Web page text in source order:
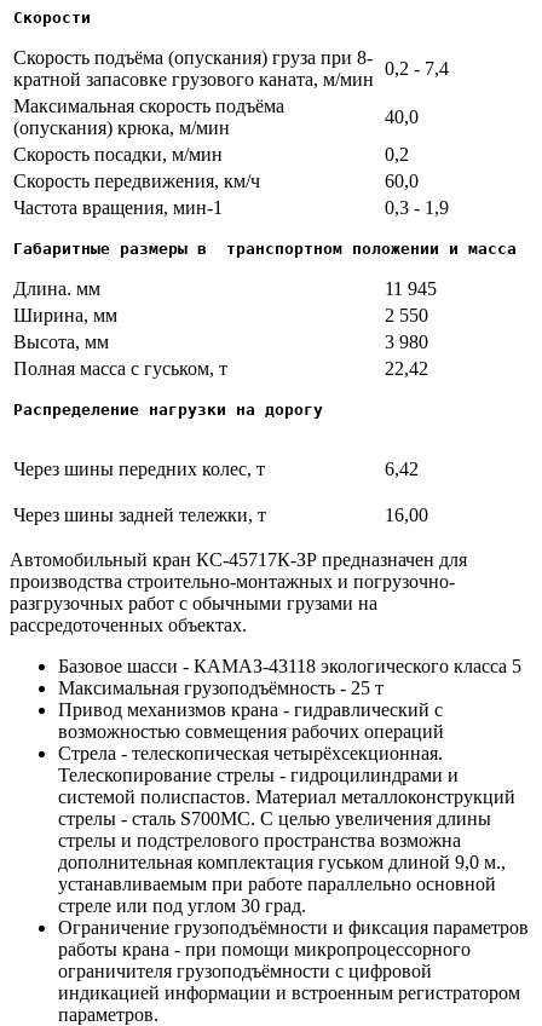
Скорости
Скорость подъёма (опускания) груза при 8-
кратной запасовке грузового каната, м/мин
0,2 - 7,4
Максимальная скорость подъёма
(опускания) крюка, м/мин
40,0
Скорость посадки, м/мин
0,2
Скорость передвижения, км/ч
60,0
Частота вращения, мин-1
0,3 - 1,9
Габаритные размеры в  транспортном положении и масса
Длина. мм
11 945
Ширина, мм
2 550
Высота, мм
3 980
Полная масса с гуськом, т
22,42
Распределение нагрузки на дорогу
Через шины передних колес, т 6,42
Через шины задней тележки, т 16,00
Автомобильный кран КС-45717К-ЗР предназначен для
производства строительно-монтажных и погрузочно-
разгрузочных работ с обычными грузами на
рассредоточенных объектах.
Базовое шасси - КАМАЗ-43118 экологического класса 5
Максимальная грузоподъёмность - 25 т
Привод механизмов крана - гидравлический с
возможностью совмещения рабочих операций
Стрела - телескопическая четырёхсекционная.
Телескопирование стрелы - гидроцилиндрами и
системой полиспастов. Материал металлоконструкций
стрелы - сталь S700MC. С целью увеличения длины
стрелы и подстрелового пространства возможна
дополнительная комплектация гуськом длиной 9,0 м.,
устанавливаемым при работе параллельно основной
стреле или под углом 30 град.
Ограничение грузоподъёмности и фиксация параметров
работы крана - при помощи микропроцессорного
ограничителя грузоподъёмности с цифровой
индикацией информации и встроенным регистратором
параметров.